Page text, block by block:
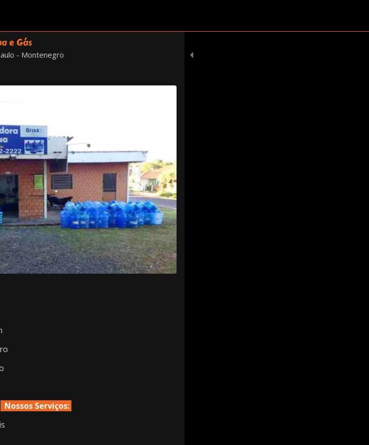
e Gás
- Montenegro
Nossos Serviços: